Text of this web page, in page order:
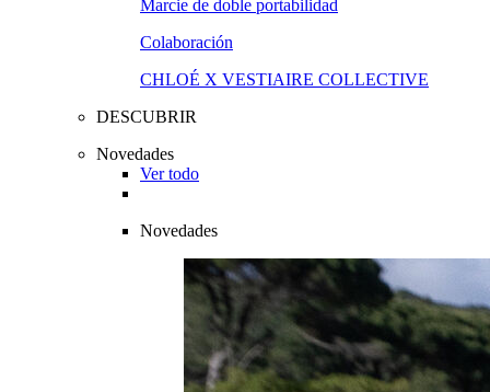
Colaboración
CHLOÉ X VESTIAIRE COLLECTIVE
DESCUBRIR
Novedades
Ver todo
Novedades